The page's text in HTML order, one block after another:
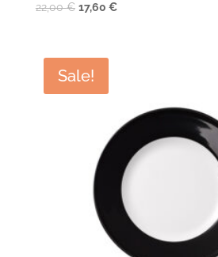
22,00€ 17,60 €
Sale!